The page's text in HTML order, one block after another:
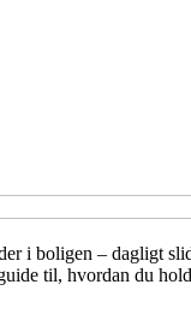
i boligen – dagligt
til, hvordan du